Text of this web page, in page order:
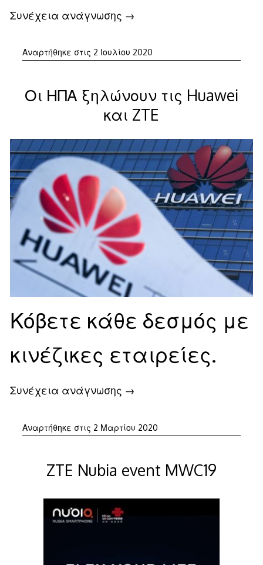
Συνέχεια ανάγνωσης →
Αναρτήθηκε στις 2 Ιουλίου 2020
Οι ΗΠΑ ξηλώνουν τις Huawei
και ZTE
Κόβετε κάθε δεσμός με
κινέζικες εταιρείες.
Συνέχεια ανάγνωσης →
Αναρτήθηκε στις 2 Μαρτίου 2020
ZTE Nubia event MWC19